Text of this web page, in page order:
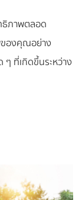
ธิภาพตลอด
องคุณอย่าง
ที่เกิดขึ้นระหว่าง